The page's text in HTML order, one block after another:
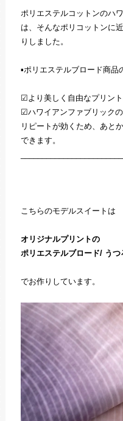
ポリエステルコットンのハ
は、そんなポリコットンに
りしました。
▪️ポリエステルブロード商
☑︎より美しく自由なプリント
☑︎ハワイアンファブリック
リピートが効くため、あと
できます。
こちらのモデルスイートは
オリジナルプリントの
ポリエステルブロード/ う
でお作りしています。